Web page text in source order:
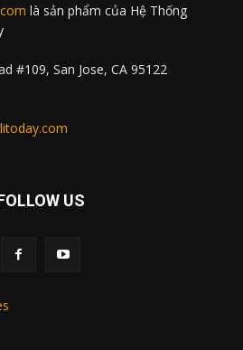
là sản phẩm của Hệ Thống
#109, San Jose, CA 95122
US